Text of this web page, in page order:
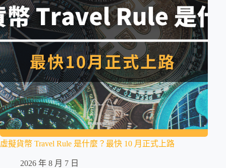
虛擬貨幣 Travel Rule 是什麼？最快 10 月正式上路
2026 年 8 月 7 日